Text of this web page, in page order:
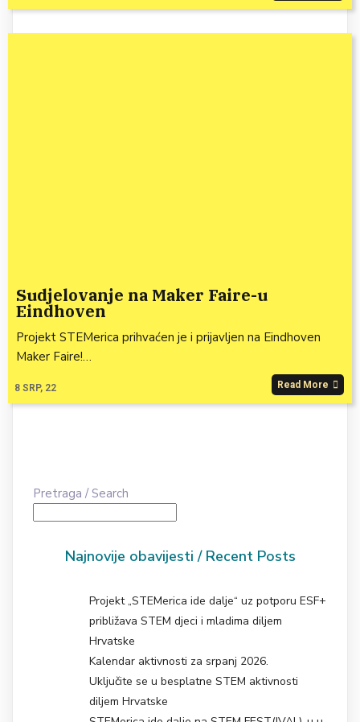
Sudjelovanje na Maker Faire-u
Eindhoven
8 SRP, 22
Projekt STEMerica prihvaćen je i prijavljen na Eindhoven
Maker Faire!…
Read More
Pretraga / Search
Najnovije obavijesti / Recent Posts
Projekt „STEMerica ide dalje“ uz potporu ESF+
približava STEM djeci i mladima diljem
Hrvatske
Kalendar aktivnosti za srpanj 2026.
Uključite se u besplatne STEM aktivnosti
diljem Hrvatske